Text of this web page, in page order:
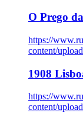
O Prego
https://
content/
1908
https://
content/